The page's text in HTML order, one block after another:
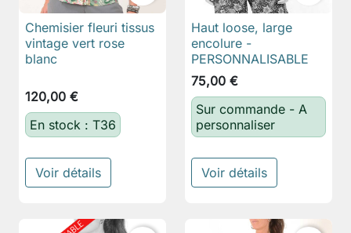
Chemisier fleuri tissus
vintage vert rose
blanc
120,00 €
En stock : T36
Voir détails
Haut loose, large
encolure -
PERSONNALISABLE
75,00 €
Sur commande - A
personnaliser
Voir détails